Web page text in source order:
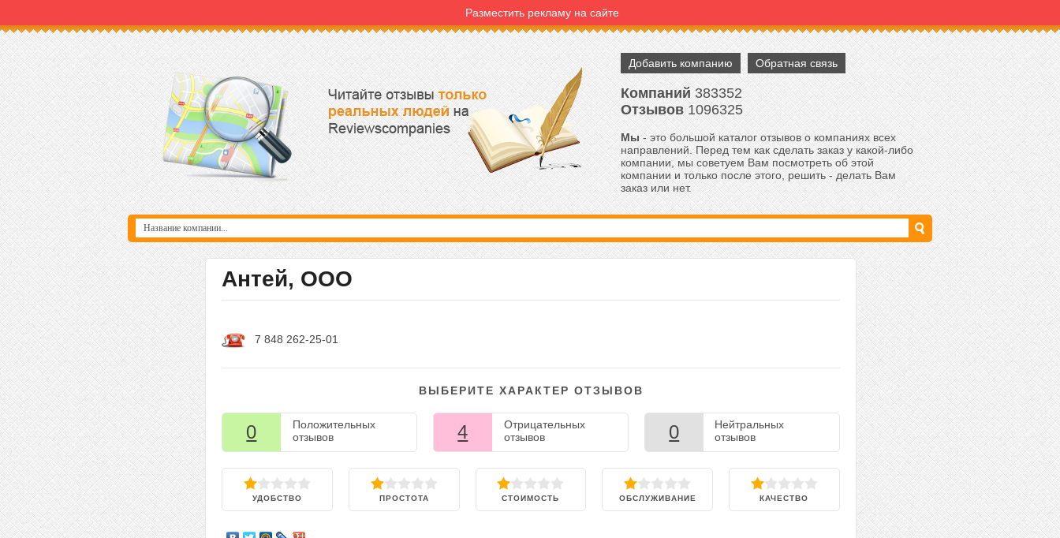
Разместить рекламу на сайте
Добавить компанию Обратная связь
Компаний383352
Отзывов1096325
Мы- это большой каталог отзывов о компаниях всех
направлений. Перед тем как сделать заказ у какой-либо
компании, мы советуем Вам посмотреть об этой
компании и только после этого, решить - делать Вам
заказ или нет.
Антей, ООО
7 848 262-25-01
ВЫБЕРИТЕ ХАРАКТЕР ОТЗЫВОВ
0
Положительных
отзывов
4
Отрицательных
отзывов
0
Нейтральных
отзывов
УДОБСТВО ПРОСТОТА СТОИМОСТЬ ОБСЛУЖИВАНИЕ КАЧЕСТВО